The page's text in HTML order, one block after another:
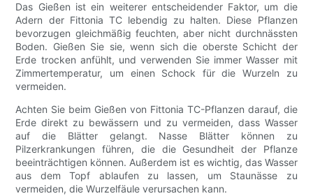
Das Gießen ist ein weiterer entscheidender Faktor, um die
Adern der Fittonia TC lebendig zu halten. Diese Pflanzen
bevorzugen gleichmäßig feuchten, aber nicht durchnässten
Boden. Gießen Sie sie, wenn sich die oberste Schicht der
Erde trocken anfühlt, und verwenden Sie immer Wasser mit
Zimmertemperatur, um einen Schock für die Wurzeln zu
vermeiden.
Achten Sie beim Gießen von Fittonia TC-Pflanzen darauf, die
Erde direkt zu bewässern und zu vermeiden, dass Wasser
auf die Blätter gelangt. Nasse Blätter können zu
Pilzerkrankungen führen, die die Gesundheit der Pflanze
beeinträchtigen können. Außerdem ist es wichtig, das Wasser
aus dem Topf ablaufen zu lassen, um Staunässe zu
vermeiden, die Wurzelfäule verursachen kann.